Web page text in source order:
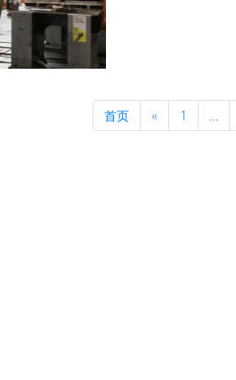
首页 «Previous
1 …